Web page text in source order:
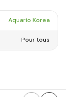
Aquario Korea
Pour tous